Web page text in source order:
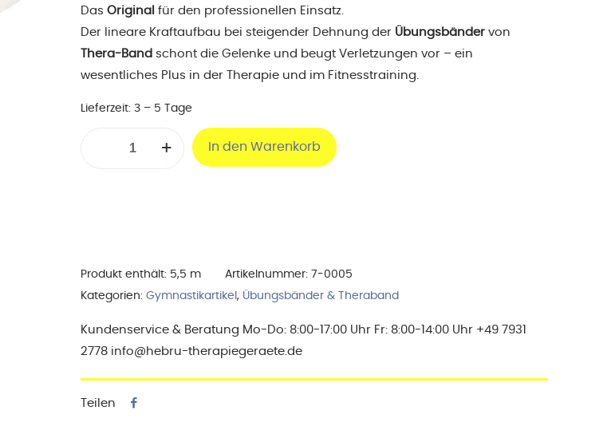
Das Original für den professionellen Einsatz.
Der lineare Kraftaufbau bei steigender Dehnung der Übungsbänder von
Thera-Band schont die Gelenke und beugt Verletzungen vor – ein
wesentliches Plus in der Therapie und im Fitnesstraining.
Lieferzeit: 3 – 5 Tage
Menge
In den Warenkorb
Produkt enthält: 5,5 m Artikelnummer: 7-0005
Kategorien: Gymnastikartikel , Übungsbänder & Theraband
Kundenservice & Beratung Mo-Do: 8:00-17:00 Uhr Fr: 8:00-14:00 Uhr +49 7931
2778 info@hebru-therapiegeraete.de
Teilen